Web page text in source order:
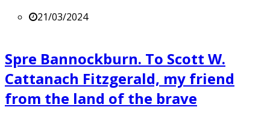
21/03/2024
Spre Bannockburn. To Scott W.
Cattanach Fitzgerald, my friend
from the land of the brave